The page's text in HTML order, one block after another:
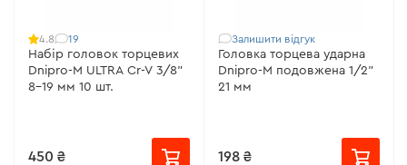
4.8 19
Набір головок торцевих
Dnipro-M ULTRA Cr-V 3/8"
8-19 мм 10 шт.
450 ₴
Залишити відгук
Головка торцева ударна
Dnipro-M подовжена 1/2"
21 мм
198 ₴